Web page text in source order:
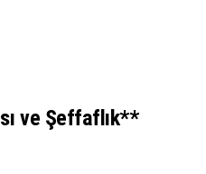
ve Şeffaflık**